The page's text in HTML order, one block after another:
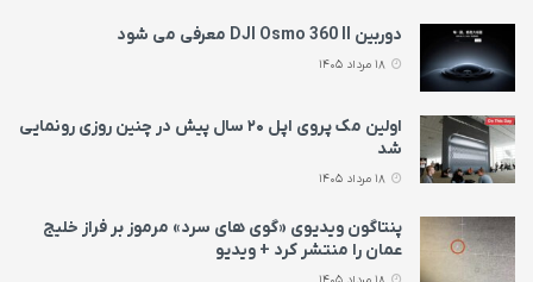
دوربین DJI Osmo 360 II معرفی می‌ شود
اولین مک پروی اپل ۲۰ سال پیش در چنین روزی رونمایی
شد
پنتاگون ویدیوی «گوی های سرد» مرموز بر فراز خلیج
عمان را منتشر کرد + ویدیو